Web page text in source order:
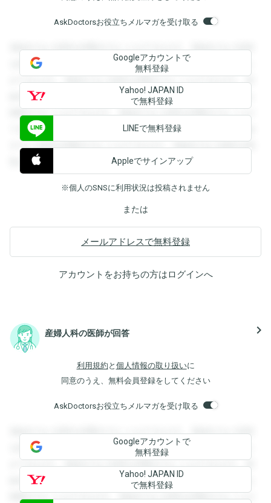
AskDoctorsお役立ちメルマガを受け取る
登録すると回答を閲覧することができます。登録すると回答
を閲覧することができます。登録すると回答を閲覧すること
ができます。登録すると回答を閲覧することができます。登
録すると回答を閲覧することができます。登録すると回答を
閲覧することができます。登録すると回答を閲覧することが
できます。登録すると回答を閲覧することができます。登録
すると回答を閲覧することができます。登録すると回答を閲
覧することができます。
Googleアカウントで
無料登録
Yahoo! JAPAN ID
で無料登録
LINEで無料登録
Appleでサインアップ
※個人のSNSに利用状況は投稿されません
または
メールアドレスで無料登録
アカウントをお持ちの方はログインへ
産婦人科の医師が回答 navigate_next
利用規約 と 個人情報の取り扱いに
同意のうえ、無料会員登録をしてください
AskDoctorsお役立ちメルマガを受け取る
登録すると回答を閲覧することができます。登録すると回答
を閲覧することができます。登録すると回答を閲覧すること
ができます。登録すると回答を閲覧することができます。登
録すると回答を閲覧することができます。登録すると回答を
閲覧することができます。登録すると回答を閲覧することが
Googleアカウントで
無料登録
Yahoo! JAPAN ID
で無料登録